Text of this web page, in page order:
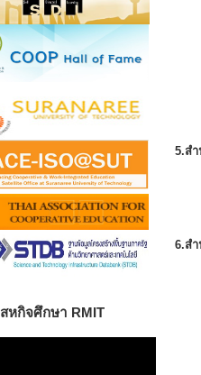
สหกิจศึกษา RMIT
5.ส
6.ส